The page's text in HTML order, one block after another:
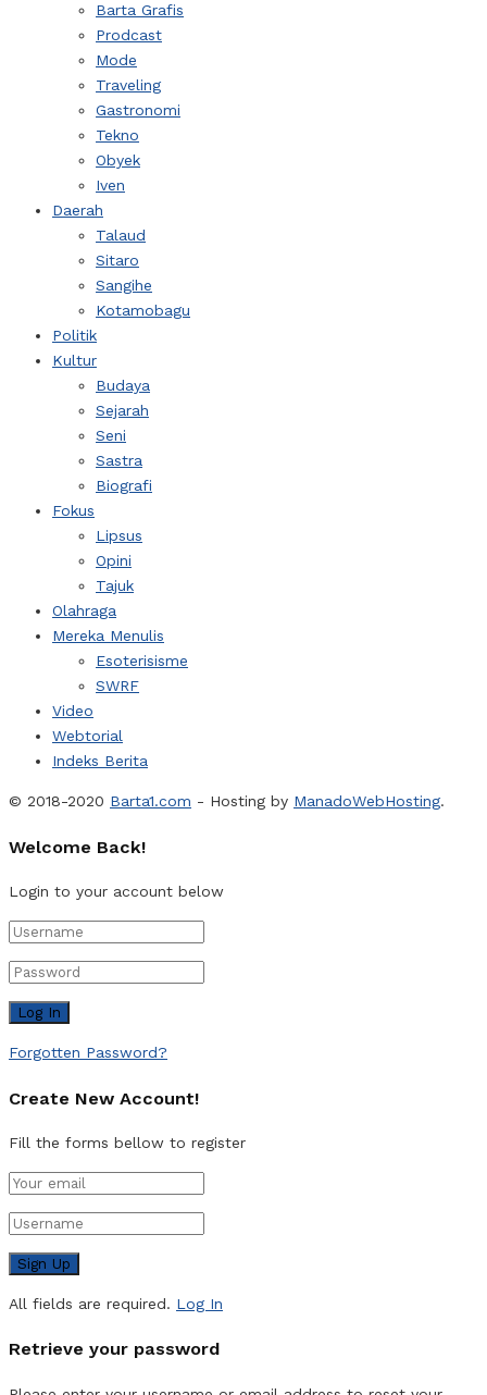
Barta Grafis
Prodcast
Mode
Traveling
Gastronomi
Tekno
Obyek
Iven
Daerah
Talaud
Sitaro
Sangihe
Kotamobagu
Politik
Kultur
Budaya
Sejarah
Seni
Sastra
Biografi
Fokus
Lipsus
Opini
Tajuk
Olahraga
Mereka Menulis
Esoterisisme
SWRF
Video
Webtorial
Indeks Berita
© 2018-2020 Barta1.com - Hosting by ManadoWebHosting.
Welcome Back!
Login to your account below
Forgotten Password?
Create New Account!
Fill the forms bellow to register
All fields are required. Log In
Retrieve your password